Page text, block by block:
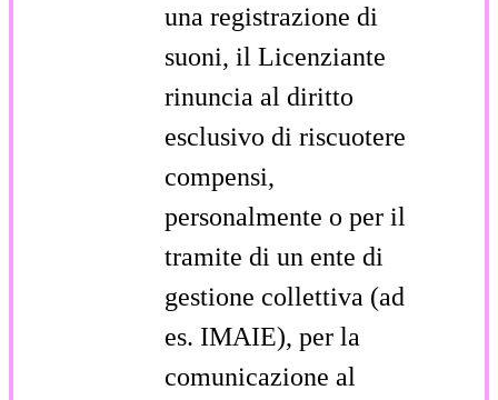
una registrazione di
suoni, il Licenziante
rinuncia al diritto
esclusivo di riscuotere
compensi,
personalmente o per il
tramite di un ente di
gestione collettiva (ad
es. IMAIE), per la
comunicazione al